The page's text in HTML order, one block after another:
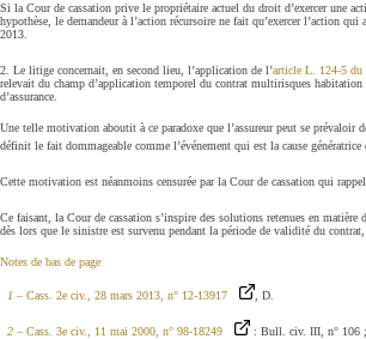
Si la Cour de cassation prive le propriétaire actuel du droit d’exercer une
hypothèse, le demandeur à l’action récursoire ne fait qu’exercer l’action
2013.
2. Le litige concernait, en second lieu, l’application de l’article L. 124-5 du
relevait du champ d’application temporel du contrat multirisques habitation
d’assurance.
Une telle motivation aboutit à ce paradoxe que l’assureur peut se prévaloir
définit le fait dommageable comme l’événement qui est la cause
Cette motivation est néanmoins censurée par la Cour de cassation qui
Ce faisant, la Cour de cassation s’inspire des solutions retenues en
dès lors que le sinistre est survenu pendant la période de validité du
Notes de bas de page
1 – Cass. 2e civ., 28 mars 2013, n° 12-13917 , D.
2 – Cass. 3e civ., 11 mai 2000, n° 98-18249 : Bull. civ. III, n° 106 ;